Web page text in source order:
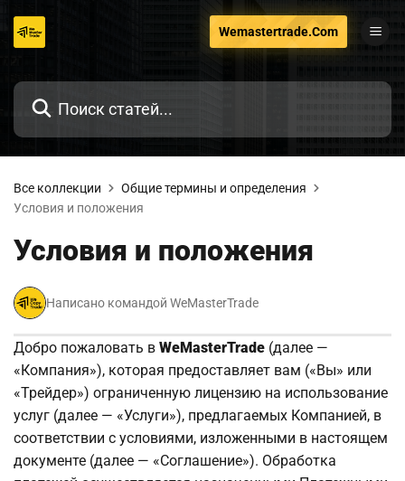
Wemastertrade.Com
Все коллекции
Общие термины и определения
Условия и положения
Условия и положения
Написано командой WeMasterTrade
Добро пожаловать в WeMasterTrade (далее —
«Компания»), которая предоставляет вам («Вы» или
«Трейдер») ограниченную лицензию на использование
услуг (далее — «Услуги»), предлагаемых Компанией, в
соответствии с условиями, изложенными в настоящем
документе (далее — «Соглашение»). Обработка